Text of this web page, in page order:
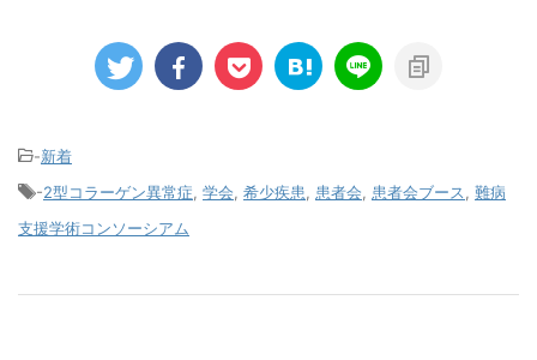
-新着
-2型コラーゲン異常症 学会 希少疾患 患者会 患者会ブース
難病
支援学術コンソーシアム